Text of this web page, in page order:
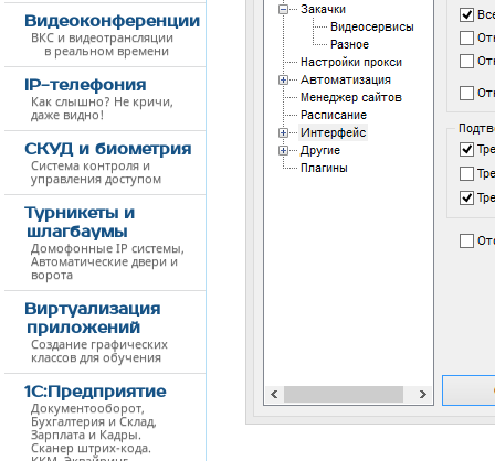
Видеоконференции
ВКС и видеотрансляции
в реальном времени
IP-телефония
Как слышно? Не кричи,
даже видно!
СКУД и биометрия
Система контроля и
управления доступом
Турникеты и
шлагбаумы
Домофонные IP системы,
Автоматические двери и
ворота
Виртуализация
приложений
Создание графических
классов для обучения
1С:Предприятие
Документооборот,
Бухгалтерия и Склад,
Зарплата и Кадры.
Сканер штрих-кода.